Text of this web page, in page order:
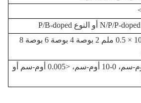
10 × 10 × 0.5 ملم 2 بوصة 4 بوصة 6 بوصة 8
1-5 أوم-سم، 0-10 أوم-سم، <0.005 أوم-سم أو